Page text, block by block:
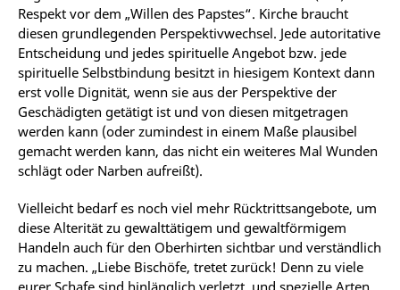
Respekt vor dem „Willen des Papstes“. Kirche braucht
diesen grundlegenden Perspektivwechsel. Jede autoritative
Entscheidung und jedes spirituelle Angebot bzw. jede
spirituelle Selbstbindung besitzt in hiesigem Kontext dann
erst volle Dignität, wenn sie aus der Perspektive der
Geschädigten getätigt ist und von diesen mitgetragen
werden kann (oder zumindest in einem Maße plausibel
gemacht werden kann, das nicht ein weiteres Mal Wunden
schlägt oder Narben aufreißt).
Vielleicht bedarf es noch viel mehr Rücktrittsangebote, um
diese Alterität zu gewalttätigem und gewaltförmigem
Handeln auch für den Oberhirten sichtbar und verständlich
zu machen. „Liebe Bischöfe, tretet zurück! Denn zu viele
eurer Schafe sind hinlänglich verletzt, und spezielle Arten